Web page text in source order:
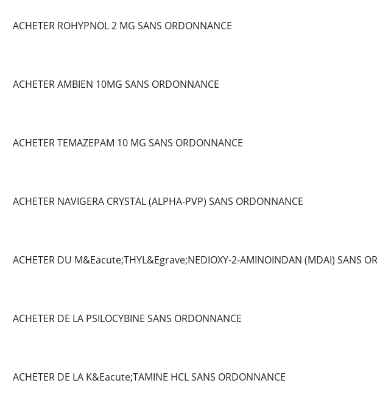
ACHETER ROHYPNOL 2 MG SANS ORDONNANCE
ACHETER AMBIEN 10MG SANS ORDONNANCE
ACHETER TEMAZEPAM 10 MG SANS ORDONNANCE
ACHETER NAVIGERA CRYSTAL (ALPHA-PVP) SANS ORDONNANCE
ACHETER DU M&Eacute;THYL&Egrave;NEDIOXY-2-AMINOINDAN (MDAI) SANS
ACHETER DE LA PSILOCYBINE SANS ORDONNANCE
ACHETER DE LA K&Eacute;TAMINE HCL SANS ORDONNANCE